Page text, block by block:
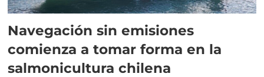
Navegación sin emisiones
comienza a tomar forma en la
salmonicultura chilena